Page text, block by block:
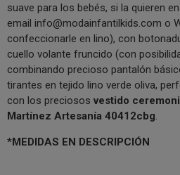
suave para los bebés, si la quieren
email info@modainfantilkids.com o
confeccionarle en lino), con
cuello volante fruncido (con
combinando precioso pantalón
tirantes en tejido lino verde oliva, perfecto e ideal para combinar
con los preciosos vestido
Martínez Artesanía 40412cbg
*MEDIDAS EN DESCRIPCIÓN